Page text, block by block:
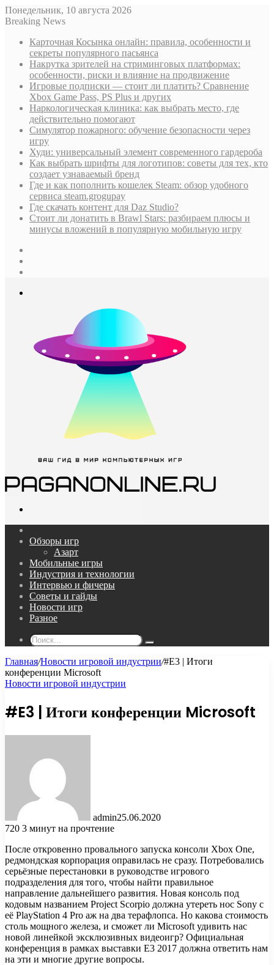
Понедельник, 10 августа 2026
Breaking News
Карточная Косынка онлайн: правила, особенности и
секреты популярного пасьянса
Накрутка зрителей на стриминговых платформах:
особенности, риски и влияние на продвижение
Игровые подписки — стоит ли платить? Сравнение
Xbox Game Pass, PS Plus и других
Наркологическая клиника: как выбрать место, где
действительно помогают
Симулятор пожарного: обучение безопасности через
игру
Худи: универсальный элемент современного гардероба
Как выбрать шрифты для логотипов: советы для тех, кто
создает узнаваемый бренд
Где и как пополнить кошелек Steam: обзор удобного
сервиса steam.grogupay
Где скачать контент для Daz Studio?
Стоит ли донатить в Brawl Stars: разбираем плюсы и
минусы вложений в популярную мобильную игру
Обзоры игр
Азарт
Мобильные игры
Индустрия и технологии
Интервью и фичеры
Советы и гайды
Новости игр
Разное
Поиск...
Главная/Новости игровой индустрии/#E3 | Итоги
конференции Microsoft
Новости игровой индустрии
#E3 | Итоги конференции Microsoft
admin25.06.2020
720 3 минут на прочтение
После откровенно провального запуска консоли Xbox One,
редмондская корпорация оправилась не сразу. Потребовались
серьёзные перестановки в руководстве игрового
подразделения для того, чтобы найти правильное
направление дальнейшего развития. Новая консоль под
кодовым названием Project Scorpio должна утереть нос Sony с
её PlayStation 4 Pro аж на два терафлопса. Но какова стоимость
столь мощного железа, и сможет ли Microsoft удивить нас
новой линейкой эксклюзивных видеоигр? Официальная
конференция в рамках выставки Е3 2017 должна ответить нам
на эти и многие другие вопросы.